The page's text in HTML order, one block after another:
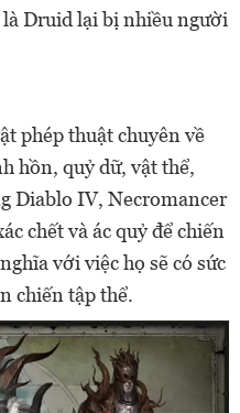
Druid lại bị nhiều người
phép thuật chuyên về
hồn, quỷ dữ, vật thể,
Diablo IV, Necromancer
chết và ác quỷ để chiến
với việc họ sẽ có sức
chiến tập thể.